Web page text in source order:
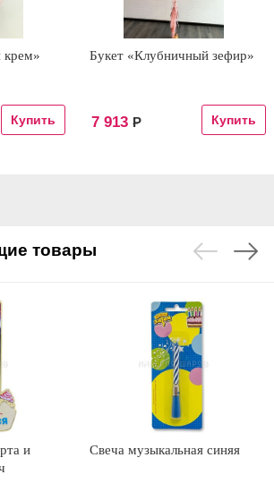
крем» Букет «Клубничный зефир»
7 913 Р
товары
и
Свеча музыкальная синяя